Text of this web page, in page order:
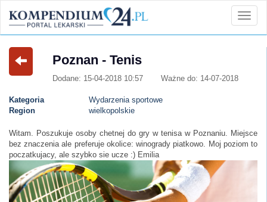
Poznan - Tenis
Dodane: 15-04-2018 10:57 Ważne do: 14-07-2018
Kategoria
Wydarzenia sportowe
Region
wielkopolskie
Witam. Poszukuje osoby chetnej do gry w tenisa w Poznaniu. Miejsce
bez znaczenia ale preferuje okolice: winogrady piatkowo. Moj poziom to
poczatkujacy, ale szybko sie ucze :) Emilia